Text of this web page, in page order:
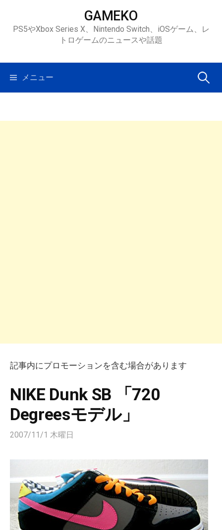
ツ
ス
GAMEKO
PS5やXbox Series X、Nintendo Switch、iOSゲーム、レ
トロゲームのニュースや話題
メニュー 検
記事内にプロモーションを含む場合があります
NIKE Dunk SB 「720
Degreesモデル」
2007/11/1 木曜日